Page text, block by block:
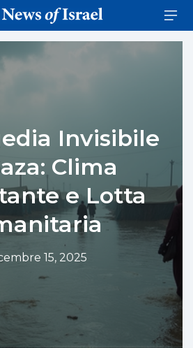
Invisibile
Clima
e Lotta
15, 2025